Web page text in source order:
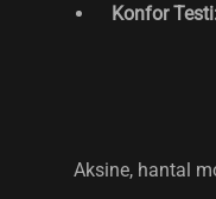
Konfor
Aksine, hantal